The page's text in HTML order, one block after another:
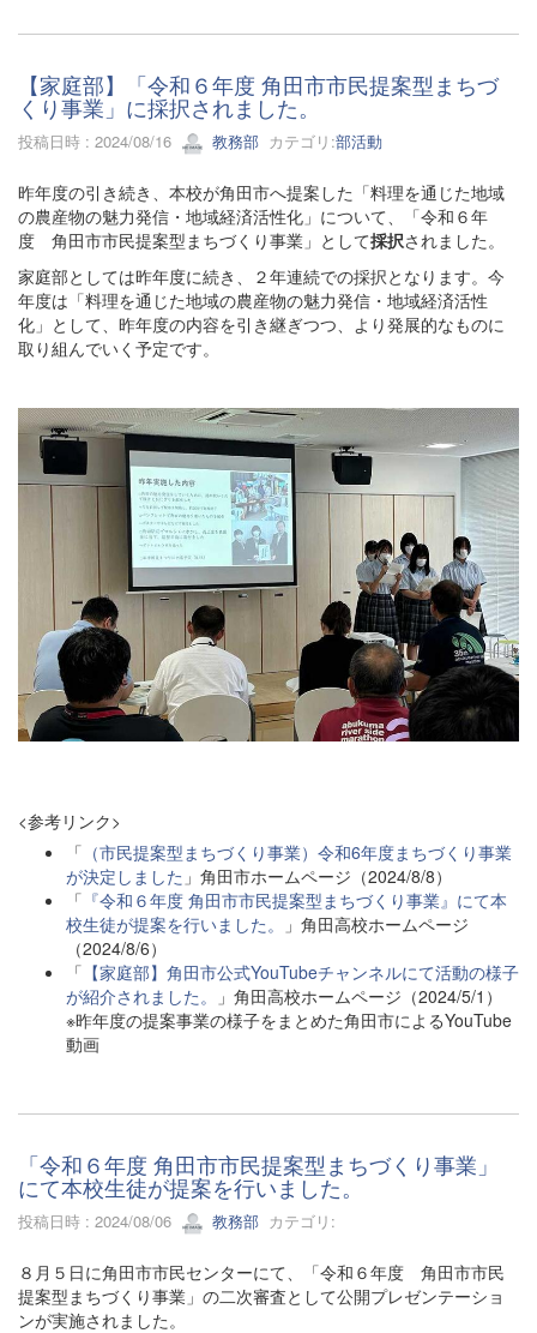
【家庭部】「令和６年度 角田市市民提案型まちづ
くり事業」に採択されました。
投稿日時 : 2024/08/16 教務部 カテゴリ:部活動
昨年度の引き続き、本校が角田市へ提案した「料理を通じた地域
の農産物の魅力発信・地域経済活性化」について、「令和６年
度 角田市市民提案型まちづくり事業」として採択されました。
家庭部としては昨年度に続き、２年連続での採択となります。今
年度は「料理を通じた地域の農産物の魅力発信・地域経済活性
化」として、昨年度の内容を引き継ぎつつ、より発展的なものに
取り組んでいく予定です。
<参考リンク>
「 （市民提案型まちづくり事業）令和6年度まちづくり事業
が決定しました 」角田市ホームページ（2024/8/8）
「 『令和６年度 角田市市民提案型まちづくり事業』にて本
校生徒が提案を行いました。
」角田高校ホームページ
（2024/8/6）
「 【家庭部】角田市公式YouTubeチャンネルにて活動の様子
が紹介されました。
」角田高校ホームページ（2024/5/1）
※昨年度の提案事業の様子をまとめた角田市によるYouTube
動画
「令和６年度 角田市市民提案型まちづくり事業」
にて本校生徒が提案を行いました。
投稿日時 : 2024/08/06 教務部 カテゴリ:
８月５日に角田市市民センターにて、「令和６年度 角田市市民
提案型まちづくり事業」の二次審査として公開プレゼンテーショ
ンが実施されました。